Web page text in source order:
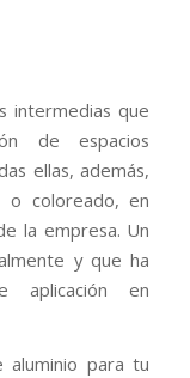
intermedias que
de espacios
ellas, además,
o coloreado, en
la empresa. Un
y que ha
aplicación en
aluminio para tu